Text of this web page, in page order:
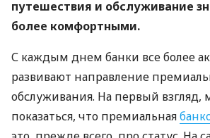
путешествия и обслуживание
более комфортными.
С каждым днем ​​банки все более
развивают направление
обслуживания. На первый взгляд,
показаться, что премиальная